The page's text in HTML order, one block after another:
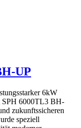
UP
6kW
SPH 6000TL3 BH-
zukunftssicheren
speziell